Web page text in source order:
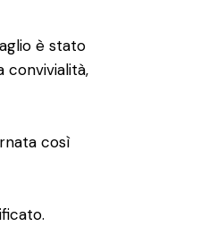
è stato
convivialità,
così